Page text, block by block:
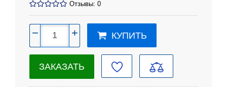
Отзывы: 0
− + КУПИТЬ
ЗАКАЗАТЬ